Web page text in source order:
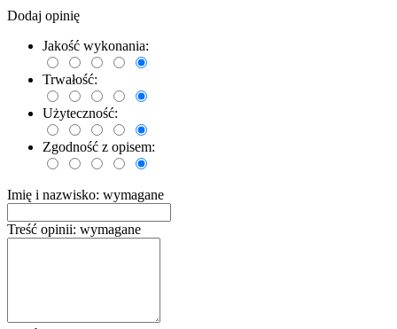
Dodaj opinię
Jakość wykonania:
Trwałość:
Użyteczność:
Zgodność z opisem:
Imię i nazwisko: wymagane
Treść opinii: wymagane